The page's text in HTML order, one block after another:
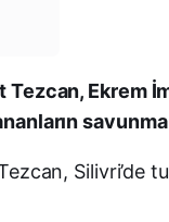
Tezcan, Ekrem
Silivri’de